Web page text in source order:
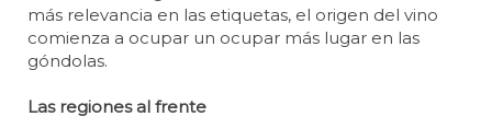
más relevancia en las etiquetas, el origen del vino
comienza a ocupar un ocupar más lugar en las
góndolas.
Las regiones al frente